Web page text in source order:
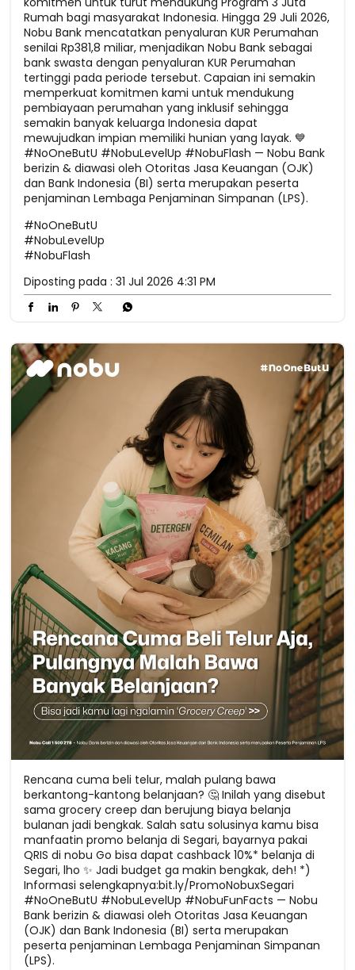
Rumah bagi masyarakat Indonesia. Hingga 29 Juli 2026,
Nobu Bank mencatatkan penyaluran KUR Perumahan
senilai Rp381,8 miliar, menjadikan Nobu Bank sebagai
bank swasta dengan penyaluran KUR Perumahan
tertinggi pada periode tersebut. Capaian ini semakin
memperkuat komitmen kami untuk mendukung
pembiayaan perumahan yang inklusif sehingga
semakin banyak keluarga Indonesia dapat
mewujudkan impian memiliki hunian yang layak. 💙
#NoOneButU #NobuLevelUp #NobuFlash — Nobu Bank
berizin & diawasi oleh Otoritas Jasa Keuangan (OJK)
dan Bank Indonesia (BI) serta merupakan peserta
penjaminan Lembaga Penjaminan Simpanan (LPS).
#NoOneButU
#NobuLevelUp
#NobuFlash
Diposting pada : 31 Jul 2026 4:31 PM
Rencana cuma beli telur, malah pulang bawa
berkantong-kantong belanjaan? 🤔 Inilah yang disebut
sama grocery creep dan berujung biaya belanja
bulanan jadi bengkak. Salah satu solusinya kamu bisa
manfaatin promo belanja di Segari, bayarnya pakai
QRIS di nobu Go bisa dapat cashback 10%* belanja di
Segari, lho ✨ Jadi budget ga makin bengkak, deh! *)
Informasi selengkapnya:bit.ly/PromoNobuxSegari
#NoOneButU #NobuLevelUp #NobuFunFacts — Nobu
Bank berizin & diawasi oleh Otoritas Jasa Keuangan
(OJK) dan Bank Indonesia (BI) serta merupakan
peserta penjaminan Lembaga Penjaminan Simpanan
(LPS).